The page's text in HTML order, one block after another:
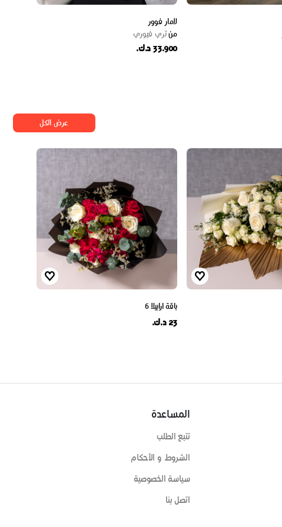
لامار فوور
منتري فيوري
33.900 د.ك.
عرض الكل
باقة ارابيلا 6
23 د.ك.
المساعدة
تتبع الطلب
الشروط و الأحكام
سياسة الخصوصية
اتصل بنا